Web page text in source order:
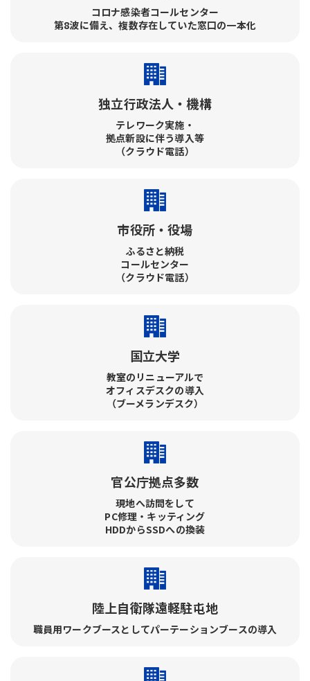
コロナ感染者コールセンター​
第8波に備え、複数存在していた窓口の一本化
独立行政法人・機構
テレワーク実施・​
拠点新設に伴う導入等
（クラウド電話）
市役所・役場
ふるさと納税​
コールセンター​
（クラウド電話）
国立大学
教室のリニューアルで​
オフィスデスクの導入​
（ブーメランデスク）
官公庁拠点多数
現地へ訪問をして​
PC修理・キッティング​
HDDからSSDへの換装
陸上自衛隊遠軽駐屯地
職員用ワークブースとしてパーテーションブースの導入